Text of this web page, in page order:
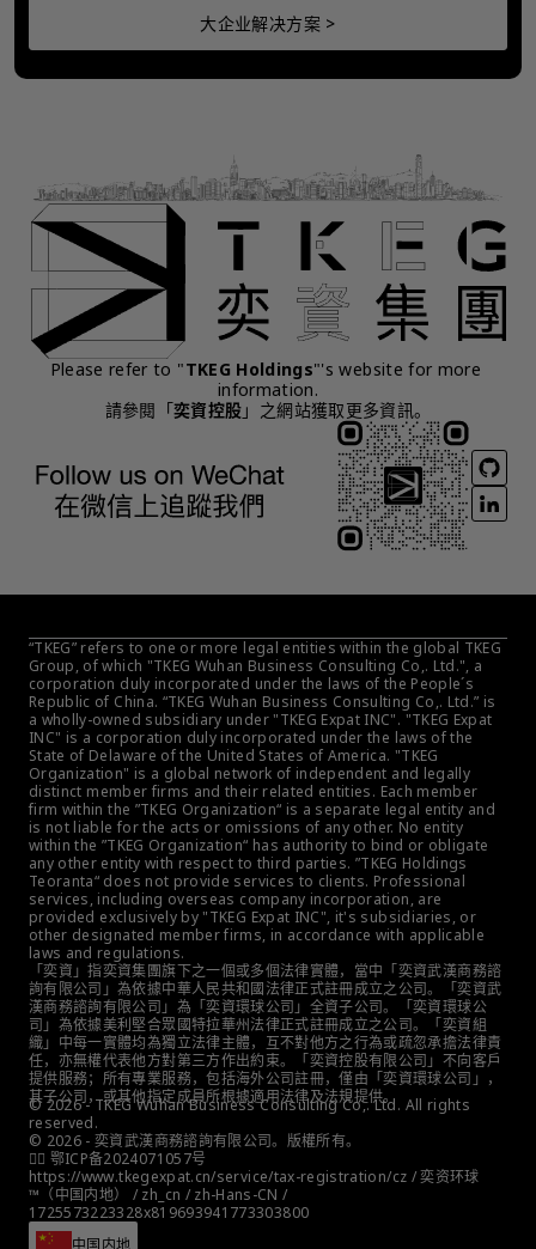
大企业解决方案 >
Please refer to "TKEG Holdings"'s website for more
information.
請參閱「奕資控股 」之網站獲取更多資訊。
“TKEG” refers to one or more legal entities within the global TKEG
Group, of which "TKEG Wuhan Business Consulting Co,. Ltd.", a
corporation duly incorporated under the laws of the People´s
Republic of China. “TKEG Wuhan Business Consulting Co,. Ltd.” is
a wholly-owned subsidiary under "TKEG Expat INC". "TKEG Expat
INC" is a corporation duly incorporated under the laws of the
State of Delaware of the United States of America. "TKEG
Organization" is a global network of independent and legally
distinct member firms and their related entities. Each member
firm within the ”TKEG Organization“ is a separate legal entity and
is not liable for the acts or omissions of any other. No entity
within the ”TKEG Organization“ has authority to bind or obligate
any other entity with respect to third parties. ”TKEG Holdings
Teoranta“ does not provide services to clients. Professional
services, including overseas company incorporation, are
provided exclusively by "TKEG Expat INC", it's subsidiaries, or
other designated member firms, in accordance with applicable
laws and regulations.
「奕資」指奕資集團旗下之一個或多個法律實體，當中「奕資武漢商務諮
詢有限公司」為依據中華人民共和國法律正式註冊成立之公司。「奕資武
漢商務諮詢有限公司」為「奕資環球公司」全資子公司。「奕資環球公
司」為依據美利堅合眾國特拉華州法律正式註冊成立之公司。「奕資組
織」中每一實體均為獨立法律主體，互不對他方之行為或疏忽承擔法律責
任，亦無權代表他方對第三方作出約束。「奕資控股有限公司」不向客戶
提供服務；所有專業服務，包括海外公司註冊，僅由「奕資環球公司」，
其子公司，或其他指定成員所根據適用法律及法規提供。
© 2026 - TKEG Wuhan Business Consulting Co,. Ltd. All rights
reserved.
© 2026 - 奕資武漢商務諮詢有限公司。版權所有。
👮‍♀️ 鄂ICP备2024071057号
https://www.tkegexpat.cn/service/tax-registration/cz / 奕资环球
™（中国内地） / zh_cn / zh-Hans-CN /
1725573223328x819693941773303800
中国内地